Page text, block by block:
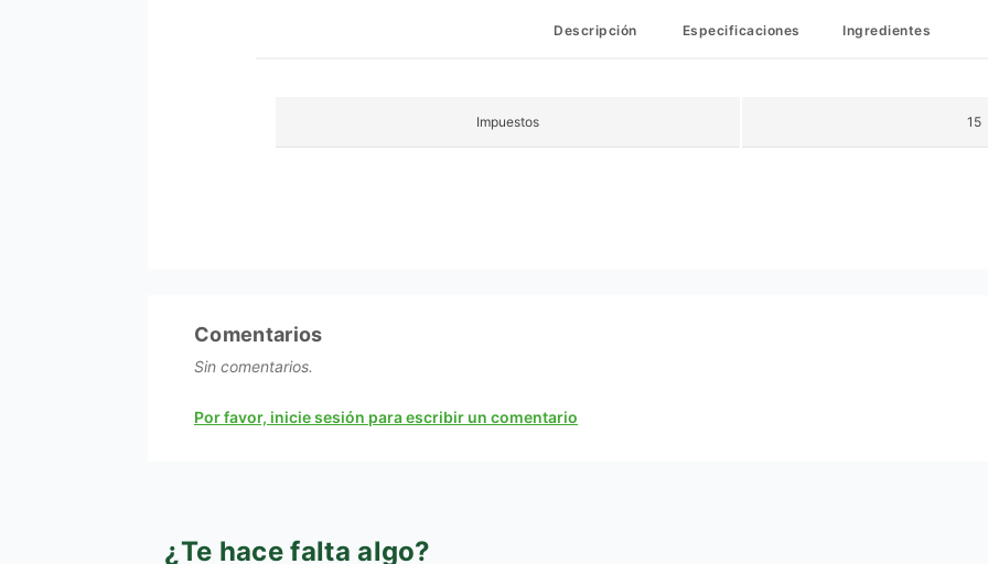
Descripción Especificaciones Ingredientes
Impuestos 15
Comentarios
Por favor, inicie sesión para escribir un comentario
Sin comentarios.
¿Te hace falta algo?